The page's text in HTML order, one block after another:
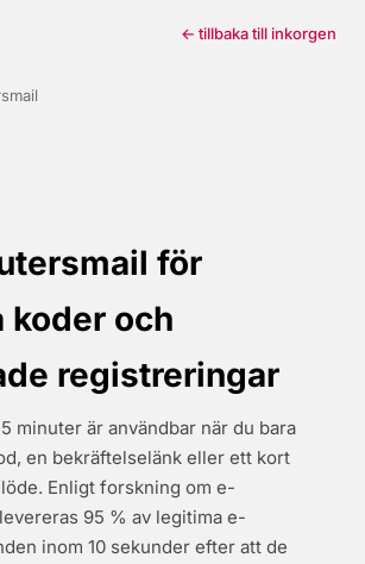
← tillbaka till inkorgen
för
koder och
registreringar
minuter är användbar när du bara
en bekräftelselänk eller ett kort
Enligt forskning om e-
95 % av legitima e-
inom 10 sekunder efter att de